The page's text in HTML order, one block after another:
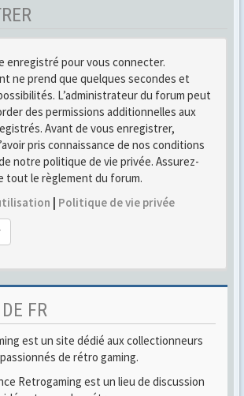
enregistré pour vous connecter.
ne prend que quelques secondes et
L’administrateur du forum peut
des permissions additionnelles aux
Avant de vous enregistrer,
pris connaissance de nos conditions
notre politique de vie privée. Assurez-
tout le règlement du forum.
| Politique de vie privée
FR
est un site dédié aux collectionneurs
de rétro gaming.
Retrogaming est un lieu de discussion